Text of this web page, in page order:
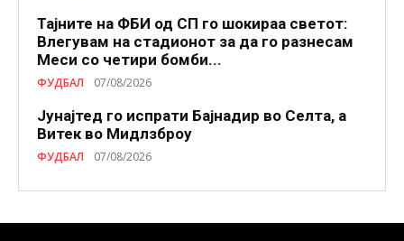
Тајните на ФБИ од СП го шокираа светот:
Влегувам на стадионот за да го разнесам
Меси со четири бомби...
ФУДБАЛ 07/08/2026
Јунајтед го испрати Бајнадир во Селта, а
Витек во Мидлзброу
ФУДБАЛ 07/08/2026